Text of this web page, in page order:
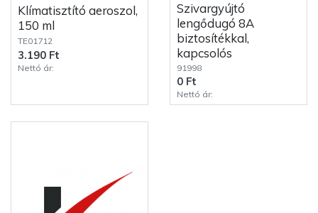
Klímatisztító aeroszol,
150 ml
TE01712
3.190 Ft
Nettó ár:
Szivargyújtó
lengődugó 8A
biztosítékkal,
kapcsolós
91998
0 Ft
Nettó ár: